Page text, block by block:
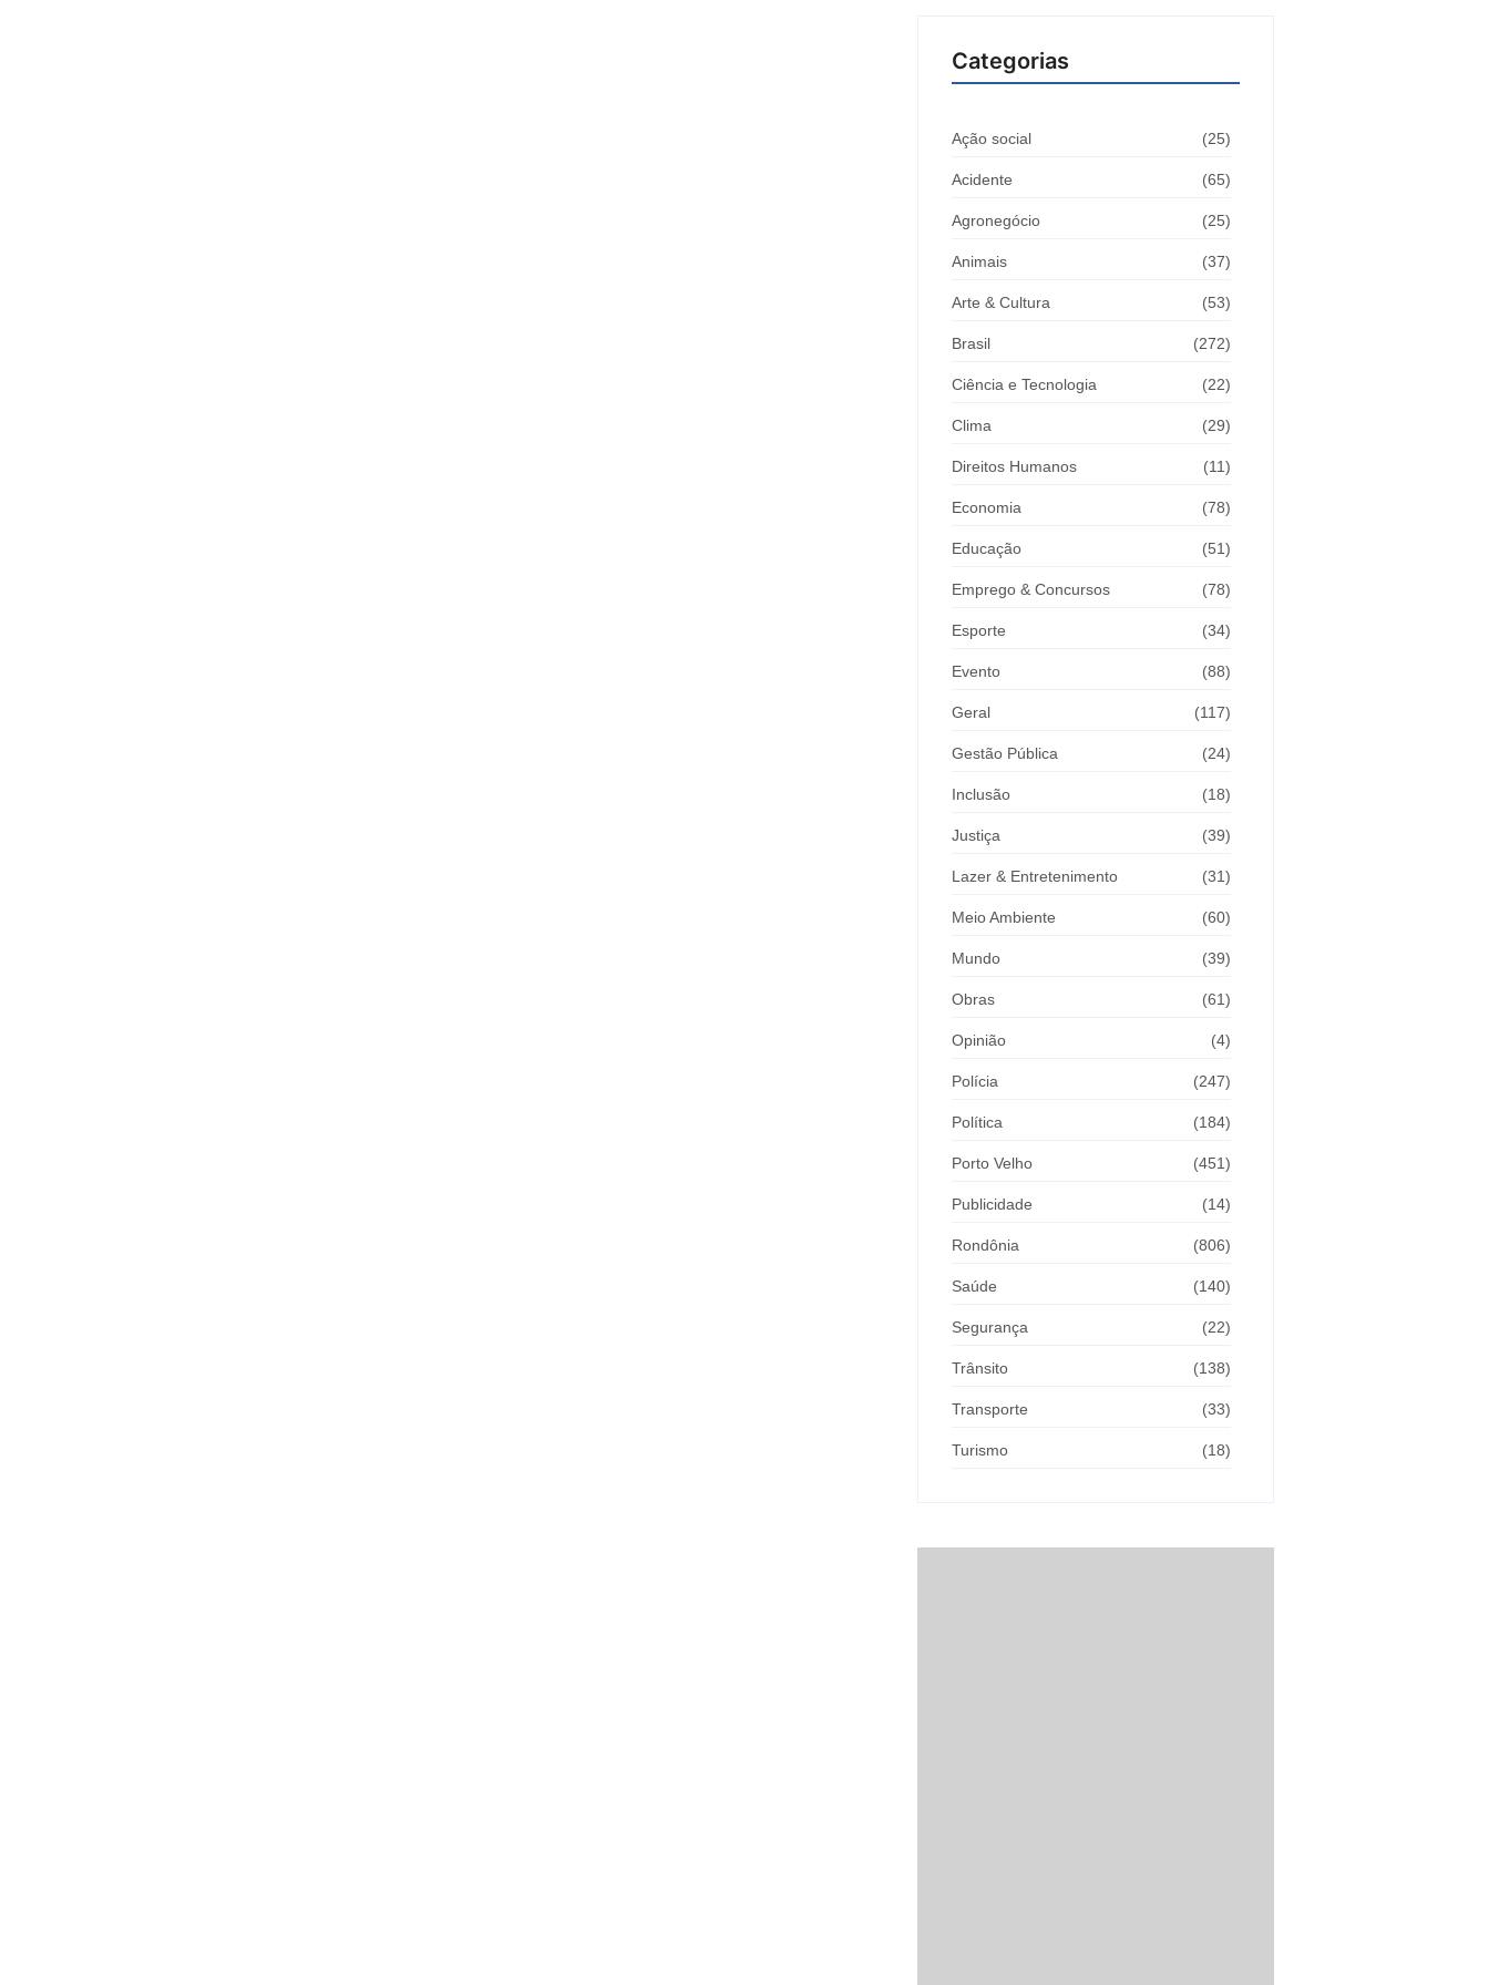
Categorias
Ação social (25)
Acidente (65)
Agronegócio (25)
Animais (37)
Arte & Cultura (53)
Brasil (272)
Ciência e Tecnologia (22)
Clima (29)
Direitos Humanos (11)
Economia (78)
Educação (51)
Emprego & Concursos (78)
Esporte (34)
Evento (88)
Geral (117)
Gestão Pública (24)
Inclusão (18)
Justiça (39)
Lazer & Entretenimento (31)
Meio Ambiente (60)
Mundo (39)
Obras (61)
Opinião (4)
Polícia (247)
Política (184)
Porto Velho (451)
Publicidade (14)
Rondônia (806)
Saúde (140)
Segurança (22)
Trânsito (138)
Transporte (33)
Turismo (18)